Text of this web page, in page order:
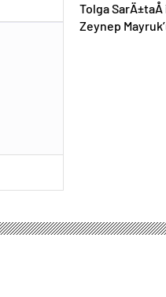
Tolga
Zeynep
sözler
Maddiyat